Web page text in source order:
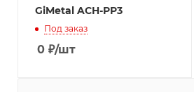
GiMetal ACH-PP3
Под заказ
0 ₽/шт